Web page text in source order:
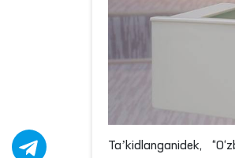
Taʼkidlanganidek,